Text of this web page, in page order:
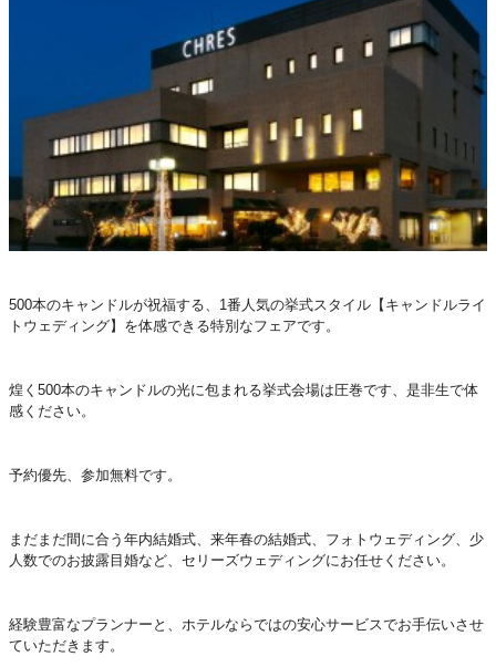
500本のキャンドルが祝福する、1番人気の挙式スタイル【キャンドルライ
トウェディング】を体感できる特別なフェアです。
煌く500本のキャンドルの光に包まれる挙式会場は圧巻です、是非生で体
感ください。
予約優先、参加無料です。
まだまだ間に合う年内結婚式、来年春の結婚式、フォトウェディング、少
人数でのお披露目婚など、セリーズウェディングにお任せください。
経験豊富なプランナーと、ホテルならではの安心サービスでお手伝いさせ
ていただきます。